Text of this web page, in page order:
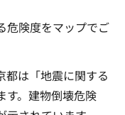
危険度をマップでご
都は「地震に関する
す。建物倒壊危険